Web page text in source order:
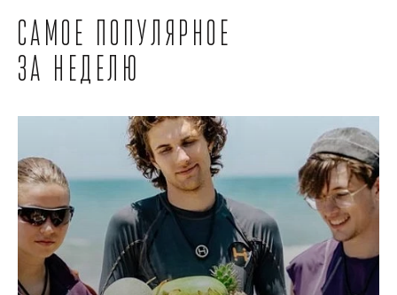
Самое популярное
за неделю